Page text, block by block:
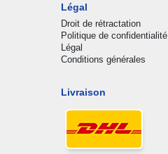
Légal
Droit de rétractation
Politique de confidentialité
Légal
Conditions générales
Livraison